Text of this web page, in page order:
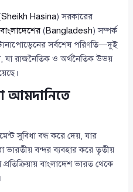
Sheikh Hasina) সরকারের
বাংলাদেশের (Bangladesh) সম্পর্ক
সর্বশেষ পরিণতি—দুই
যা রাজনৈতিক ও অর্থনৈতিক উভয়
আমদানিতে
সুবিধা বন্ধ করে দেয়, যার
ভারতীয় বন্দর ব্যবহার করে তৃতীয়
বাংলাদেশ ভারত থেকে